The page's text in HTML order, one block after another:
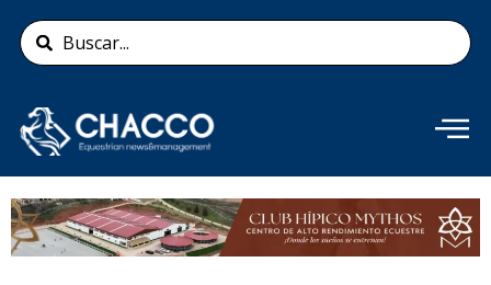
contenido
Search
...
Añade aquí tu texto de
cabecera